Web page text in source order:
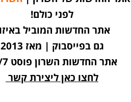
לפני כולם!
אתר החדשות המוביל
גם בפייסבוק | מאז 2013
אתר החדשות השרון פוסט 24/7
לחצו כאן ליצירת קשר